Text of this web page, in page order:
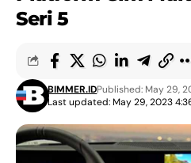
Seri 5
Last updated: May 29, 2023
BIMMER.IDPublished: May 29,